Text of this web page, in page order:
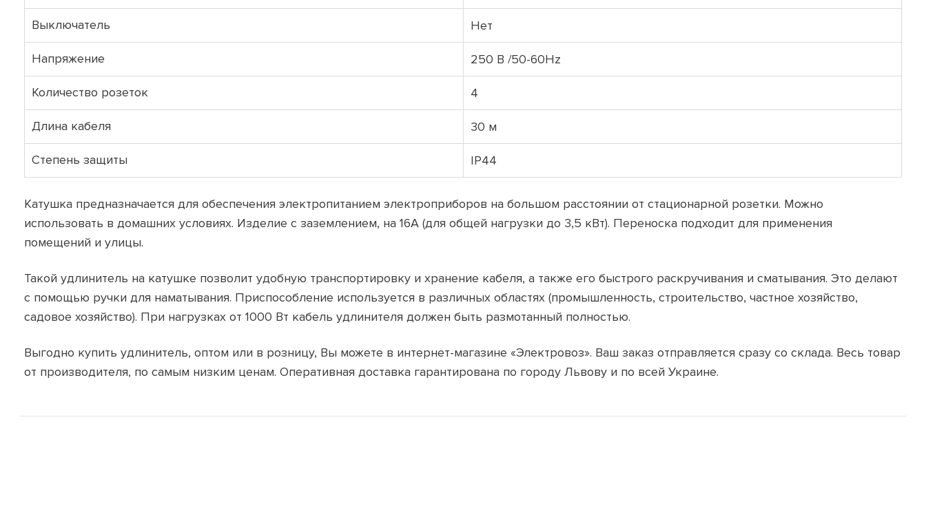
Выключатель Нет
Напряжение 250 В /50-60Hz
Количество розеток 4
Длина кабеля 30 м
Степень защиты IP44
Катушка предназначается для обеспечения электропитанием электроприборов на большом расстоянии от стационарной розетки. Можно
использовать в домашних условиях. Изделие с заземлением, на 16А (для общей нагрузки до 3,5 кВт). Переноска подходит для применения
помещений и улицы.
Такой удлинитель на катушке позволит удобную транспортировку и хранение кабеля, а также его быстрого раскручивания и сматывания. Это делают
с помощью ручки для наматывания. Приспособление используется в различных областях (промышленность, строительство, частное хозяйство,
садовое хозяйство). При нагрузках от 1000 Вт кабель удлинителя должен быть размотанный полностью.
Выгодно купить удлинитель, оптом или в розницу, Вы можете в интернет-магазине «Электровоз». Ваш заказ отправляется сразу со склада. Весь товар
от производителя, по самым низким ценам. Оперативная доставка гарантирована по городу Львову и по всей Украине.